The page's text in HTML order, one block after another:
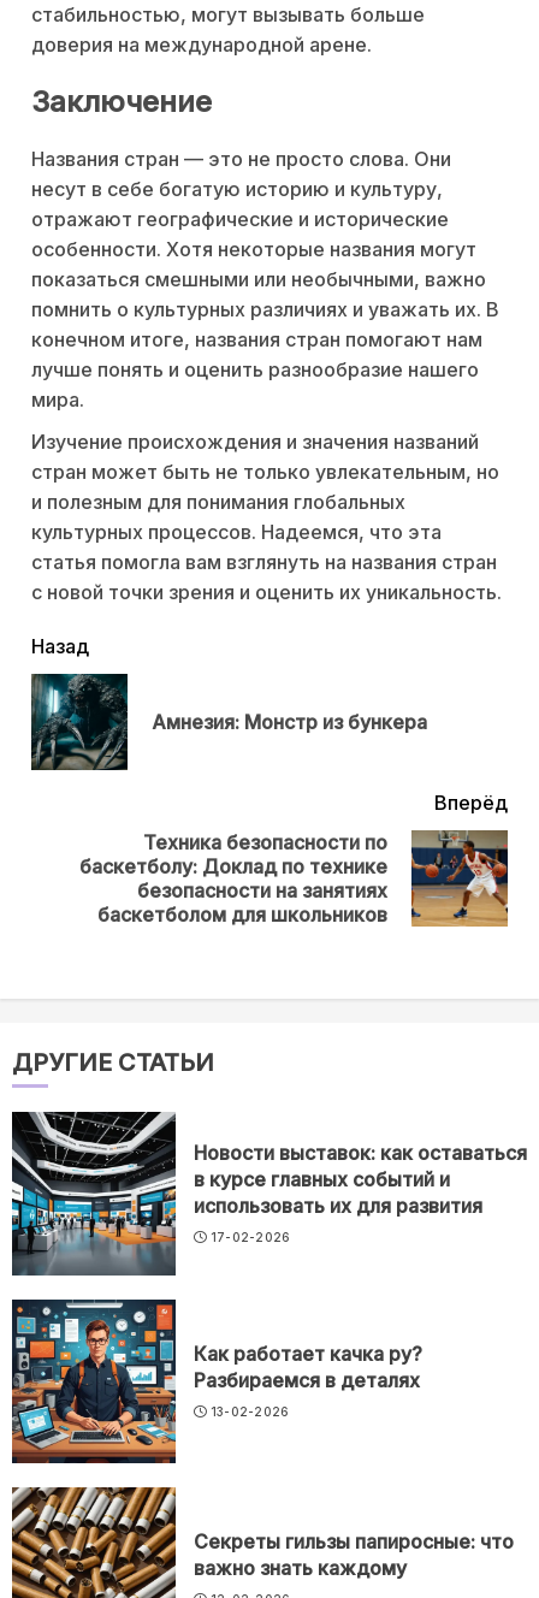
стабильностью, могут вызывать больше
доверия на международной арене.
Заключение
Названия стран — это не просто слова. Они
несут в себе богатую историю и культуру,
отражают географические и исторические
особенности. Хотя некоторые названия могут
показаться смешными или необычными, важно
помнить о культурных различиях и уважать их. В
конечном итоге, названия стран помогают нам
лучше понять и оценить разнообразие нашего
мира.
Изучение происхождения и значения названий
стран может быть не только увлекательным, но
и полезным для понимания глобальных
культурных процессов. Надеемся, что эта
статья помогла вам взглянуть на названия стран
с новой точки зрения и оценить их уникальность.
читать
еще
Назад
Амнезия: Монстр из бункера
Вперёд
Техника безопасности по
баскетболу: Доклад по технике
безопасности на занятиях
баскетболом для школьников
ДРУГИЕ СТАТЬИ
Новости выставок: как оставаться
в курсе главных событий и
использовать их для развития
17-02-2026
Как работает качка ру?
Разбираемся в деталях
13-02-2026
Секреты гильзы папиросные: что
важно знать каждому